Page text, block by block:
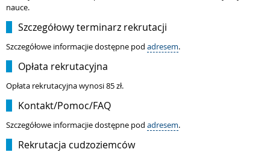
nauce.
Szczegółowy terminarz rekrutacji
Szczegółowe informacjie dostępne pod adresem.
Opłata rekrutacyjna
Opłata rekrutacyjna wynosi 85 zł.
Kontakt/Pomoc/FAQ
Szczegółowe informacjie dostępne pod adresem.
Rekrutacja cudzoziemców